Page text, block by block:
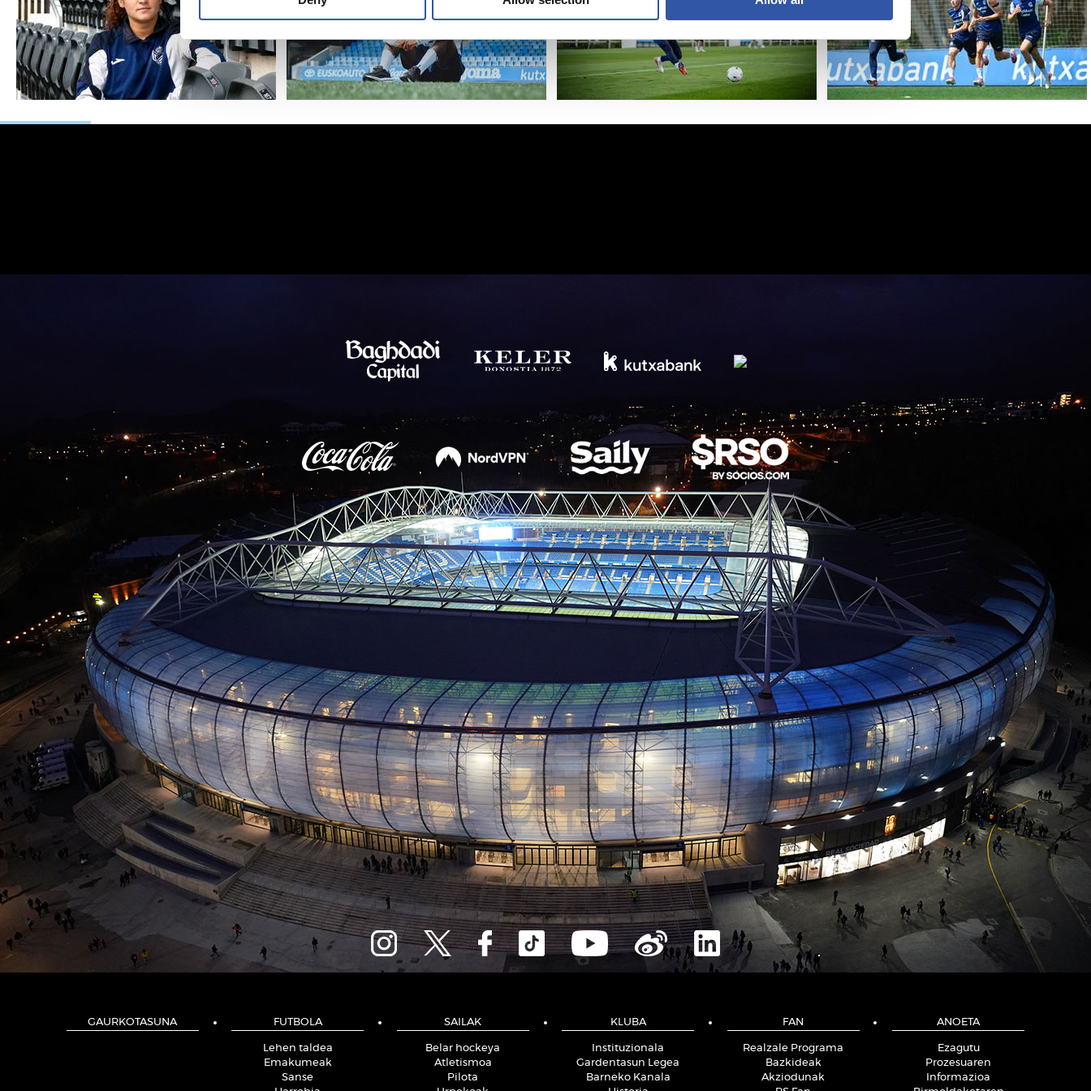
GAURKOTASUNA FUTBOLA
Lehen taldea
Emakumeak
Sanse
SAILAK
Belar hockeya
Atletismoa
Pilota
KLUBA
Instituzionala
Gardentasun Legea
Barneko Kanala
FAN
Realzale Programa
Bazkideak
Akziodunak
ANOETA
Ezagutu
Prozesuaren
Informazioa